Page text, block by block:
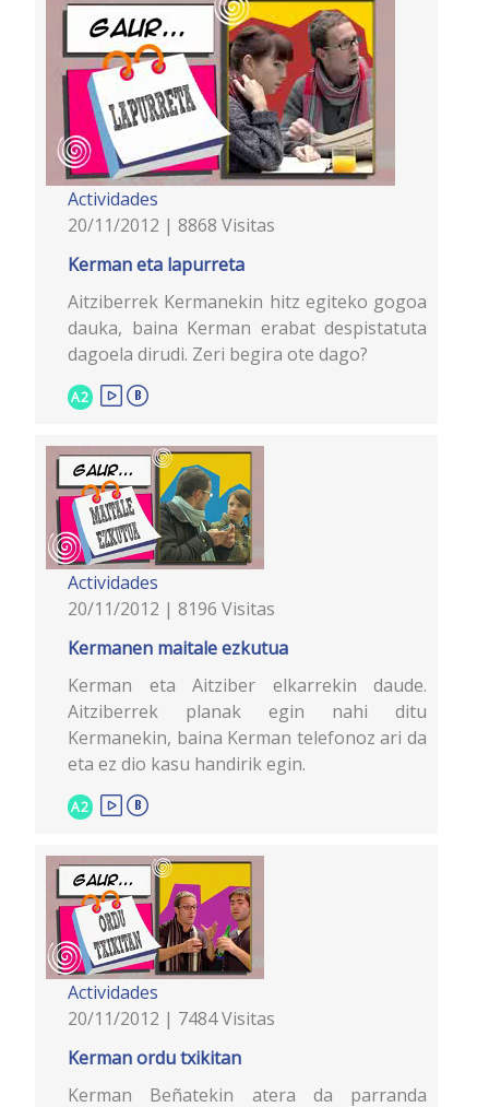
Actividades
20/11/2012 | 8868 Visitas
Kerman eta lapurreta
Aitziberrek Kermanekin hitz egiteko gogoa
dauka, baina Kerman erabat despistatuta
dagoela dirudi. Zeri begira ote dago?
A2
Actividades
20/11/2012 | 8196 Visitas
Kermanen maitale ezkutua
Kerman eta Aitziber elkarrekin daude.
Aitziberrek planak egin nahi ditu
Kermanekin, baina Kerman telefonoz ari da
eta ez dio kasu handirik egin.
A2
Actividades
20/11/2012 | 7484 Visitas
Kerman ordu txikitan
Kerman Beñatekin atera da parranda